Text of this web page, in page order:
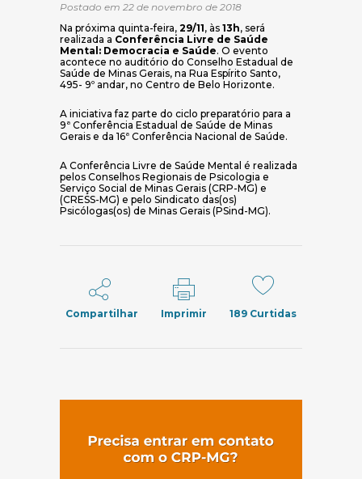
Postado em 22 de novembro de 2018
Na próxima quinta-feira, 29/11, às 13h, será
realizada a Conferência Livre de Saúde
Mental: Democracia e Saúde. O evento
acontece no auditório do Conselho Estadual de
Saúde de Minas Gerais, na Rua Espírito Santo,
495- 9º andar, no Centro de Belo Horizonte.
A iniciativa faz parte do ciclo preparatório para a
9ª Conferência Estadual de Saúde de Minas
Gerais e da 16ª Conferência Nacional de Saúde.
A Conferência Livre de Saúde Mental é realizada
pelos Conselhos Regionais de Psicologia e
Serviço Social de Minas Gerais (CRP-MG) e
(CRESS-MG) e pelo Sindicato das(os)
Psicólogas(os) de Minas Gerais (PSind-MG).
Compartilhar Imprimir 189 Curtidas